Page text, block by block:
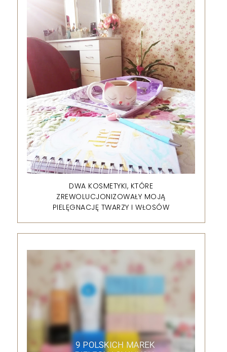
DWA KOSMETYKI, KTÓRE
ZREWOLUCJONIZOWAŁY MOJĄ
PIELĘGNACJĘ TWARZY I WŁOSÓW